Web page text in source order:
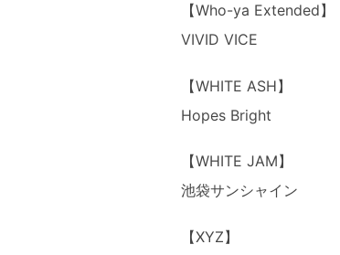
【Who-ya Extended】
VIVID VICE
【WHITE ASH】
Hopes Bright
【WHITE JAM】
池袋サンシャイン
【XYZ】